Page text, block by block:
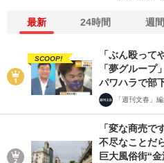
最新 24時間 週間
SCOOP!
「ぶん殴って
「夢グループ
パワハラで部
「週刊文春」
「変な商売で
不尽なことだ
巨大風俗街“